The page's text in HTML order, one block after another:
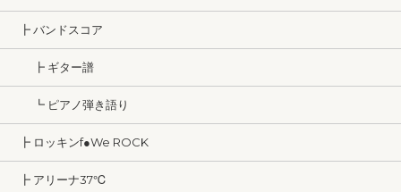
┣ バンドスコア
┣ ギター譜
┗ ピアノ弾き語り
┣ ロッキンf●We ROCK
┣ アリーナ37℃